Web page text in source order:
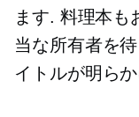
ます. 料理本も
当な所有者を
イトルが明ら